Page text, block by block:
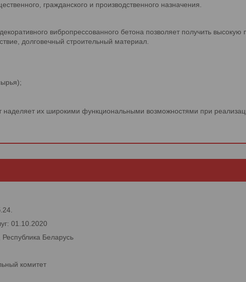
гражданского и производственного назначения.
вибропрессованного бетона позволяет получить высокую
долговечный строительный материал.
их широкими функциональными возможностями при
01.10.2020
Беларусь
комитет